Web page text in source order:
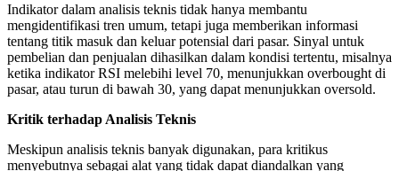
Indikator dalam analisis teknis tidak hanya membantu
mengidentifikasi tren umum, tetapi juga memberikan informasi
tentang titik masuk dan keluar potensial dari pasar. Sinyal untuk
pembelian dan penjualan dihasilkan dalam kondisi tertentu, misalnya
ketika indikator RSI melebihi level 70, menunjukkan overbought di
pasar, atau turun di bawah 30, yang dapat menunjukkan oversold.
Kritik terhadap Analisis Teknis
Meskipun analisis teknis banyak digunakan, para kritikus
menyebutnya sebagai alat yang tidak dapat diandalkan yang